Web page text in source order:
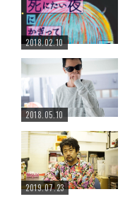
2018.02.10
2018.05.10
2019.07.23